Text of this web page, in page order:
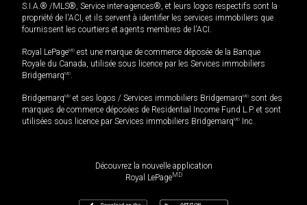
S.I.A.® /MLS®, Service inter-agences®, et leurs logos respectifs sont la
propriété de l'ACI, et ils servent à identifier les services immobiliers que
fournissent les courtiers et agents membres de l'ACI.
Royal LePageMD est une marque de commerce déposée de la Banque
Royale du Canada, utilisée sous licence par les Services immobiliers
BridgemarqMD.
BridgemarqMD et ses logos / Services immobiliers BridgemarqMD sont des
marques de commerce déposées de Residential Income Fund L.P. et sont
utilisées sous licence par Services immobiliers BridgemarqMD Inc.
Découvrez la nouvelle application
Royal LePageMD